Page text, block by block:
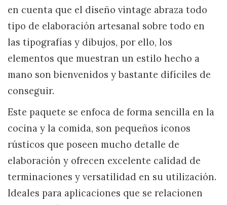
en cuenta que el diseño vintage abraza todo
tipo de elaboración artesanal sobre todo en
las tipografías y dibujos, por ello, los
elementos que muestran un estilo hecho a
mano son bienvenidos y bastante difíciles de
conseguir.
Este paquete se enfoca de forma sencilla en la
cocina y la comida, son pequeños iconos
rústicos que poseen mucho detalle de
elaboración y ofrecen excelente calidad de
terminaciones y versatilidad en su utilización.
Ideales para aplicaciones que se relacionen